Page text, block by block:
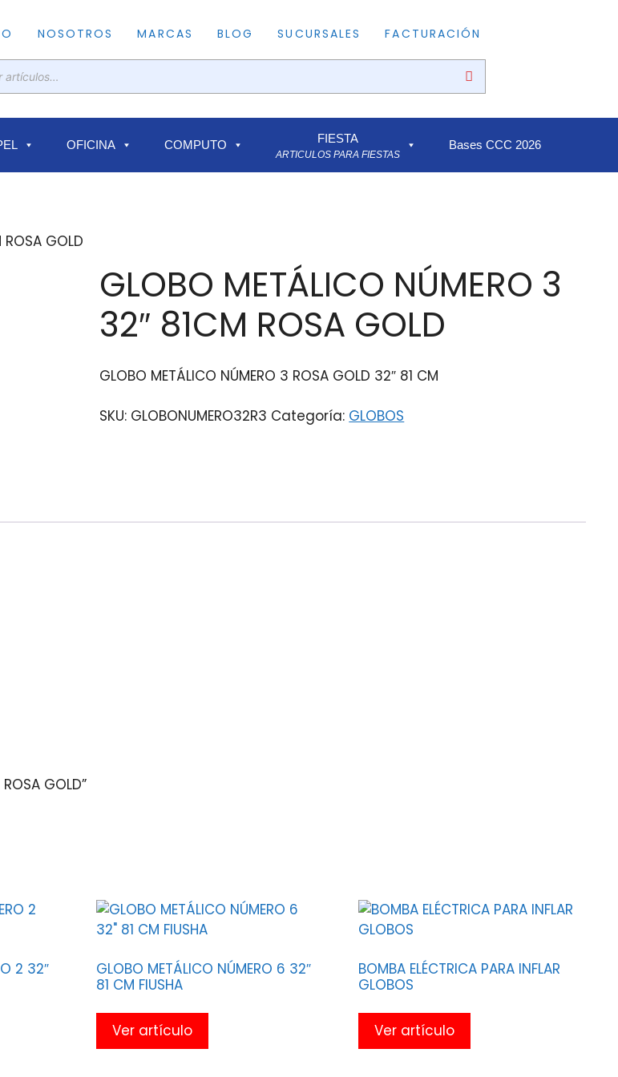
NOSOTROS MARCAS BLOG SUCURSALES FACTURACIÓN
OFICINA COMPUTO FIESTA
ARTICULOS PARA FIESTAS
Bases CCC 2026
GOLD
GLOBO METÁLICO NÚMERO 3
32″ 81CM ROSA GOLD
GLOBO METÁLICO NÚMERO 3 ROSA GOLD 32″ 81 CM
SKU: GLOBONUMERO32R3 Categoría: GLOBOS
GOLD”
2 32″
GLOBO METÁLICO NÚMERO 6 32″
81 CM FIUSHA
Ver artículo
BOMBA ELÉCTRICA PARA INFLAR
GLOBOS
Ver artículo